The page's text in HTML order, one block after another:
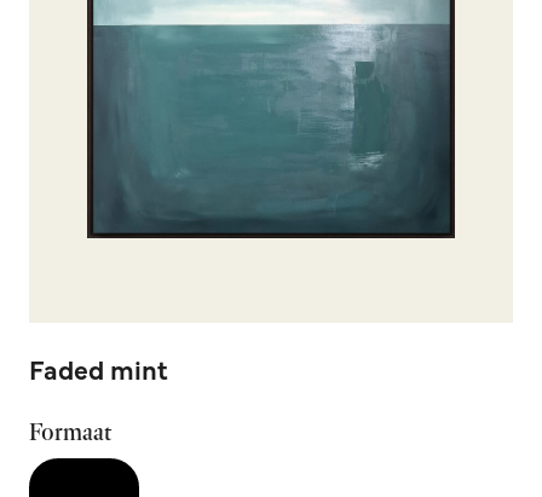
Faded mint
Formaat